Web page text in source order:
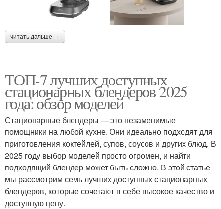
читать дальше →
ТОП-7 лучших доступных
стационарных блендеров 2025
года: обзор моделей
Стационарные блендеры — это незаменимые
помощники на любой кухне. Они идеально подходят для
приготовления коктейлей, супов, соусов и других блюд. В
2025 году выбор моделей просто огромен, и найти
подходящий блендер может быть сложно. В этой статье
мы рассмотрим семь лучших доступных стационарных
блендеров, которые сочетают в себе высокое качество и
доступную цену.